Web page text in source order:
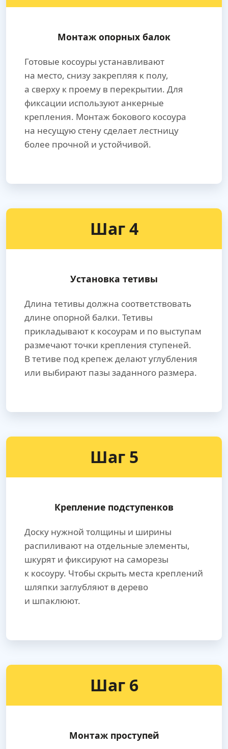
Монтаж опорных балок
Готовые косоуры устанавливают
на место, снизу закрепляя к полу,
а сверху к проему в перекрытии. Для
фиксации используют анкерные
крепления. Монтаж бокового косоура
на несущую стену сделает лестницу
более прочной и устойчивой.
Шаг 4
Установка тетивы
Длина тетивы должна соответствовать
длине опорной балки. Тетивы
прикладывают к косоурам и по выступам
размечают точки крепления ступеней.
В тетиве под крепеж делают углубления
или выбирают пазы заданного размера.
Шаг 5
Крепление подступенков
Доску нужной толщины и ширины
распиливают на отдельные элементы,
шкурят и фиксируют на саморезы
к косоуру. Чтобы скрыть места креплений
шляпки заглубляют в дерево
и шпаклюют.
Шаг 6
Монтаж проступей